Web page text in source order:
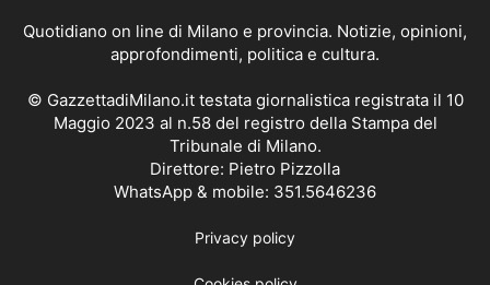
Quotidiano on line di Milano e provincia. Notizie, opinioni,
approfondimenti, politica e cultura.
© GazzettadiMilano.it testata giornalistica registrata il 10
Maggio 2023 al n.58 del registro della Stampa del
Tribunale di Milano.
Direttore: Pietro Pizzolla
WhatsApp & mobile: 351.5646236
Privacy policy